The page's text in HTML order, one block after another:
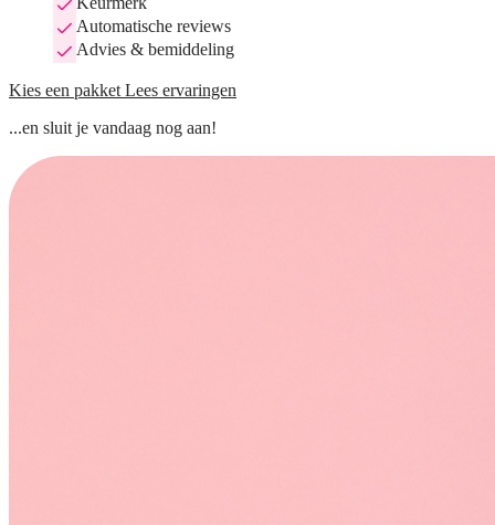
Automatische reviews
Advies & bemiddeling
Kies een pakket Lees ervaringen
...en sluit je vandaag nog aan!